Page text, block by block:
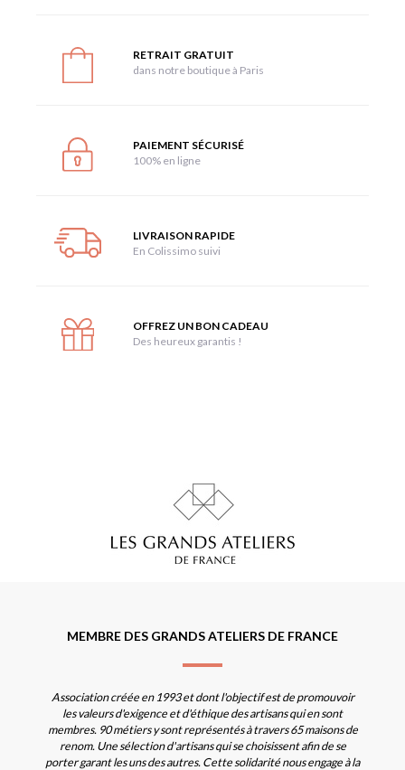
RETRAIT GRATUIT
dans notre boutique à Paris
PAIEMENT SÉCURISÉ
100% en ligne
LIVRAISON RAPIDE
En Colissimo suivi
OFFREZ UN BON CADEAU
Des heureux garantis !
MEMBRE DES GRANDS ATELIERS DE FRANCE
Association créée en 1993 et dont l'objectif est de promouvoir
les valeurs d'exigence et d'éthique des artisans qui en sont
membres. 90 métiers y sont représentés à travers 65 maisons de
renom. Une sélection d'artisans qui se choisissent afin de se
porter garant les uns des autres. Cette solidarité nous engage à la